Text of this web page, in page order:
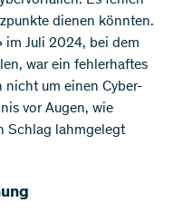
dienen könnten.
im Juli 2024, bei dem
war ein fehlerhaftes
nicht um einen Cyber-
vor Augen, wie
Schlag lahmgelegt